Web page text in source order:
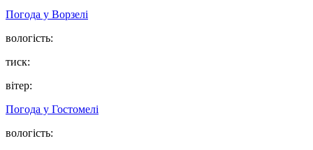
Погода у Ворзелі
вологість:
тиск:
вітер:
Погода у Гостомелі
вологість: